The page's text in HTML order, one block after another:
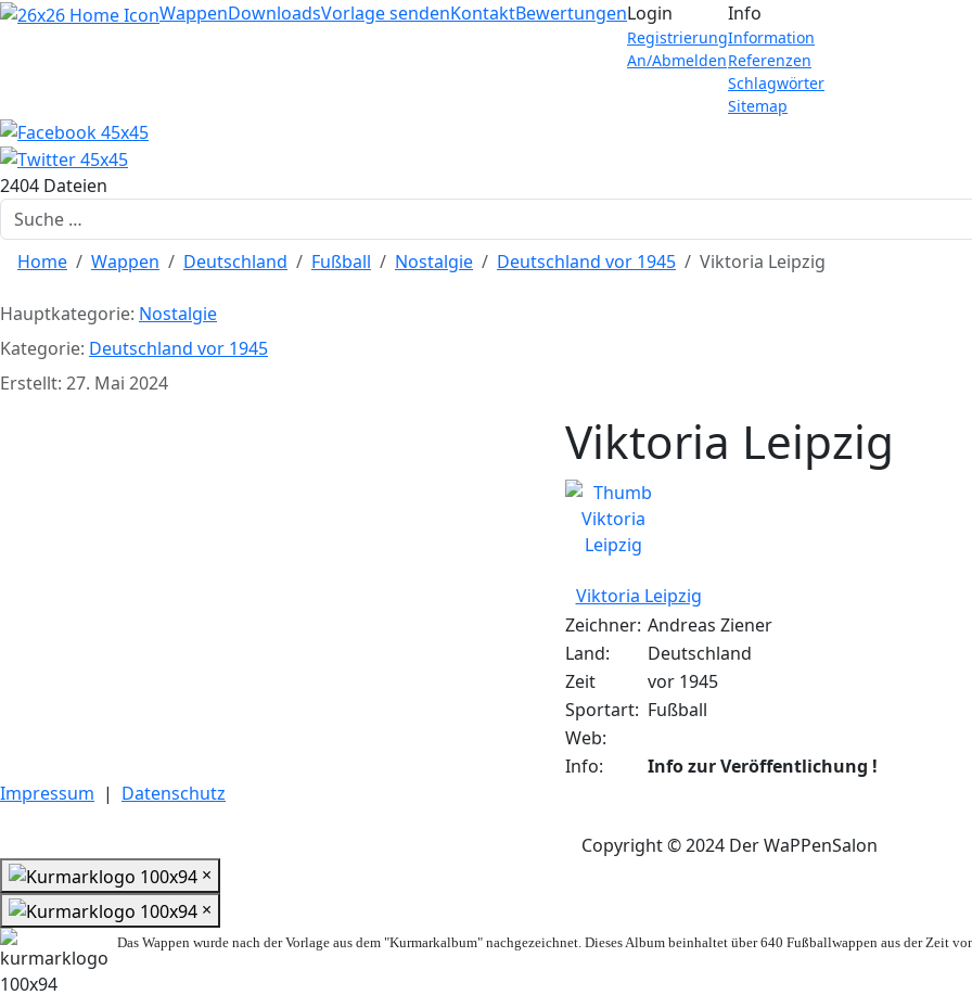
Home
WappenDownloadsVorlage sendenKontaktBewertungenLogin
Registrierung
An/Abmelden
Info
Information
Referenzen
Schlagwörter
Sitemap
2404 Dateien
Suchen
Home Wappen Deutschland Fußball Nostalgie Deutschland vor 1945 Viktoria Leipzig
Hauptkategorie: Nostalgie
Kategorie: Deutschland vor 1945
Erstellt: 27. Mai 2024
Viktoria Leipzig
Viktoria Leipzig
Zeichner: Andreas Ziener
Land:
Deutschland
Zeit
vor 1945
Sportart: Fußball
Web:
Info:
Info zur Veröffentlichung !
Impressum | Datenschutz
Copyright © 2024 Der WaPPenSalon
×
×
Das Wappen wurde nach der Vorlage aus dem "Kurmarkalbum" nachgezeichnet. Dieses Album beinhaltet über 640 Fußballwappen aus der Zeit